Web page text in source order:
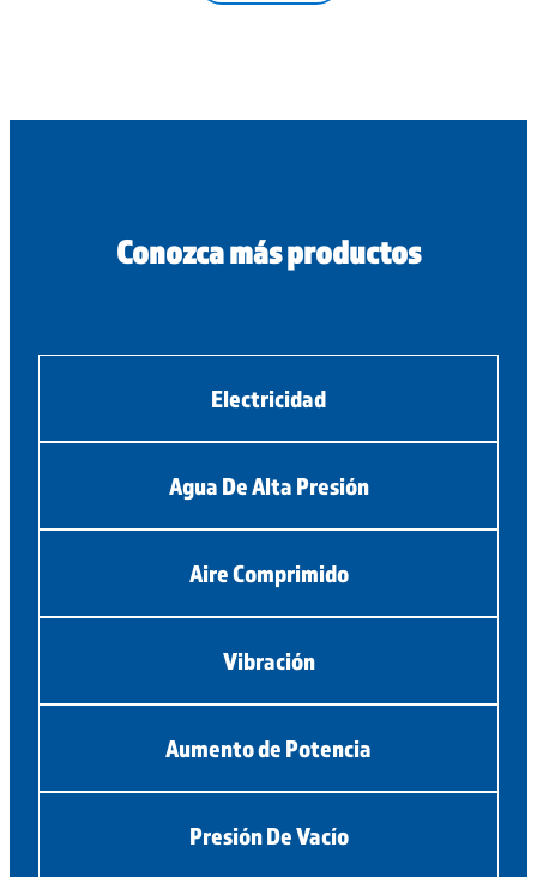
Conozca más productos
Electricidad
Agua De Alta Presión
Aire Comprimido
Vibración
Aumento de Potencia
Presión De Vacío